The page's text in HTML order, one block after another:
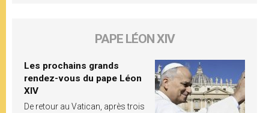
PAPE LÉON XIV
Les prochains grands
rendez-vous du pape Léon
XIV
De retour au Vatican, après trois